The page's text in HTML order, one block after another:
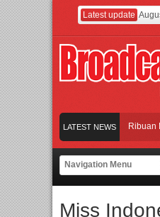
Latest update
LATEST NEWS
Jakarta dengan Ribuan
Gerbang Inovasi dan Peluang
Perpaduan Warisan Dan
Miss